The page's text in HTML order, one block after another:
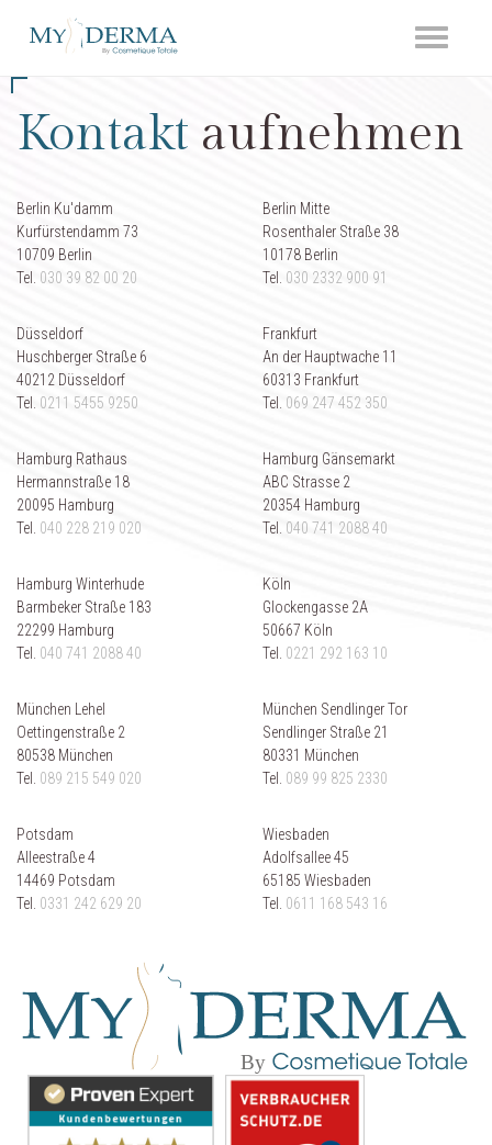
Toggle
Kontakt aufnehmen
Berlin Ku'damm
Kurfürstendamm 73
10709 Berlin
Tel. 030 39 82 00 20
Berlin Mitte
Rosenthaler Straße 38
10178 Berlin
Tel. 030 2332 900 91
Düsseldorf
Huschberger Straße 6
40212 Düsseldorf
Tel. 0211 5455 9250
Frankfurt
An der Hauptwache 11
60313 Frankfurt
Tel. 069 247 452 350
Hamburg Rathaus
Hermannstraße 18
20095 Hamburg
Tel. 040 228 219 020
Hamburg Gänsemarkt
ABC Strasse 2
20354 Hamburg
Tel. 040 741 2088 40
Hamburg Winterhude
Barmbeker Straße 183
22299 Hamburg
Tel. 040 741 2088 40
Köln
Glockengasse 2A
50667 Köln
Tel. 0221 292 163 10
München Lehel
Oettingenstraße 2
80538 München
Tel. 089 215 549 020
München Sendlinger Tor
Sendlinger Straße 21
80331 München
Tel. 089 99 825 2330
Potsdam
Alleestraße 4
14469 Potsdam
Tel. 0331 242 629 20
Wiesbaden
Adolfsallee 45
65185 Wiesbaden
Tel. 0611 168 543 16